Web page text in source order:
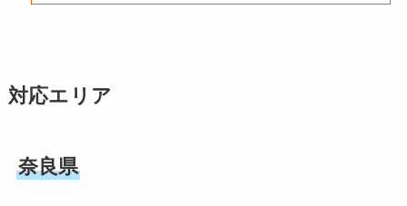
対応エリア
奈良県